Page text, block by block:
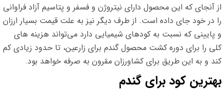
از آنجای که این محصول دارای نیتروژن و فسفر و پتاسیم آزاد فراوانی
را در خود جای داده است. از طرف دیگر نیز به علت قیمت بسیار ارزان
و پایینی که نسبت به کودهای شیمیایی دارد می‌تواند هزینه های
کلی را برای دوره کشت محصول گندم برای زارعین، تا حدود زیادی کم
کند و به این طریق برای کشاورزان مقرون به صرفه خواهد بود.
بهترین کود برای گندم